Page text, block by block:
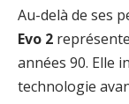
Au-delà de ses
Evo 2
années 90. Elle
technologie